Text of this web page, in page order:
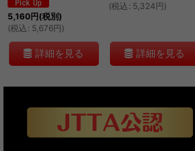
5,160円(税別)
(税込 : 5,676円)
詳細を見る
(税込 : 5,324円)
詳細を見る